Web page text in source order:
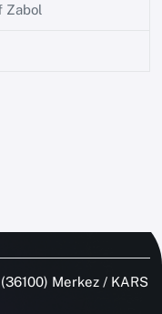
Zabol
Merkez / KARS